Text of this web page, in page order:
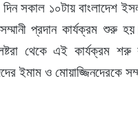
সকাল ১০টায় বাংলাদেশ
প্রদান কার্যক্রম শুরু
থেকে এই কার্যক্রম শরু
ইমাম ও মোয়াজ্জিনদেরকে